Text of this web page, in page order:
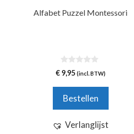
Alfabet Puzzel Montessori
0
v
5
€9,95 (incl. BTW)
Bestellen
Verlanglijst